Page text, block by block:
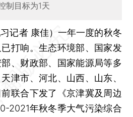
制目标为1天
习记者 康佳）一年一度的秋冬
打响。生态环境部、国家发
、财政部、国家能源局等多
津市、河北、山西、山东、
联合下发了《京津冀及周边
2021年秋冬季大气污染综合